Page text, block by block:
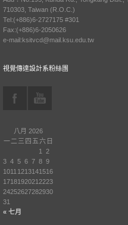
710303, Taiwan (R.O.C.)
Tel:(+886)6-2727175 #301
Fax:(+886)6-2050626
e-mail:ksitvcd@mail.ksu.edu.tw
視覺傳達設計系粉絲團
八月 2026
一 二 三 四 五六 日
« 七月
1
2
3 4 5 6 7 8 9
1011 1213141516
1718192021 2223
24252627282930
31